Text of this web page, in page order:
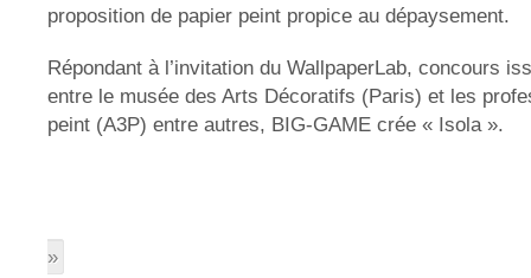
proposition de papier peint propice au dépaysement.
Répondant à l’invitation du WallpaperLab, concours
entre le musée des Arts Décoratifs (Paris) et les
peint (A3P) entre autres, BIG-GAME crée « Isola ».
»